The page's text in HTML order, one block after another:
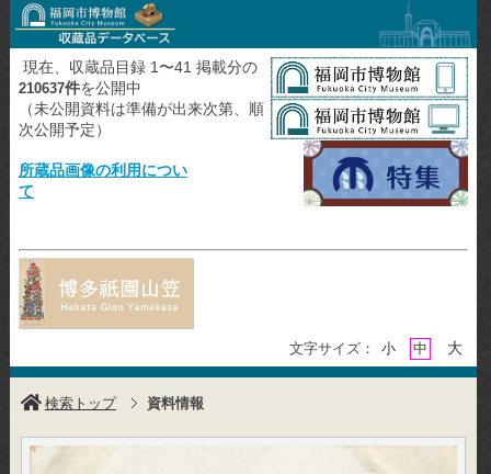
現在、収蔵品目録 1〜41 掲載分の
210637件を公開中
（未公開資料は準備が出来次第、順
次公開予定）
所蔵品画像の利用につい
て
文字サイズ： 小 中 大
検索トップ 資料情報